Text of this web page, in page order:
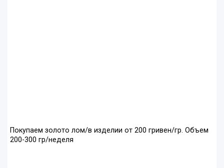
Покупаем золото лом/в изделии от 200 гривен/гр. Объем
200-300 гр/неделя